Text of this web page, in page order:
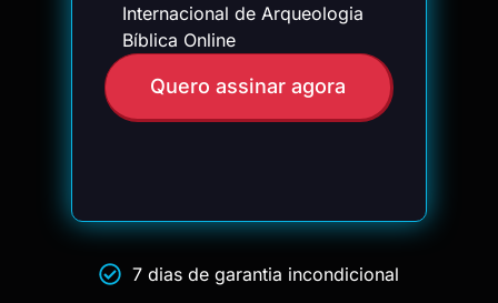
Internacional de Arqueologia
Bíblica Online
Quero assinar agora
7 dias de garantia incondicional